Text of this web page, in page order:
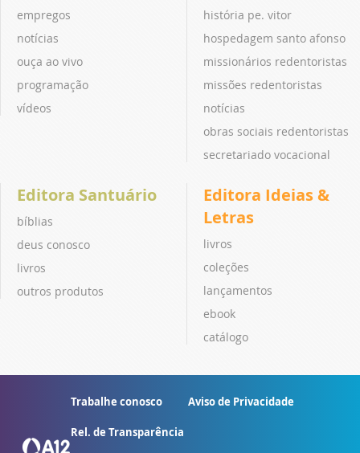
empregos
notícias
ouça ao vivo
programação
vídeos
história pe. vitor
hospedagem santo afonso
missionários redentoristas
missões redentoristas
notícias
obras sociais redentoristas
secretariado vocacional
Editora Santuário
bíblias
deus conosco
livros
outros produtos
Editora Ideias &
Letras
livros
coleções
lançamentos
ebook
catálogo
Trabalhe conosco Aviso de Privacidade
Rel. de Transparência